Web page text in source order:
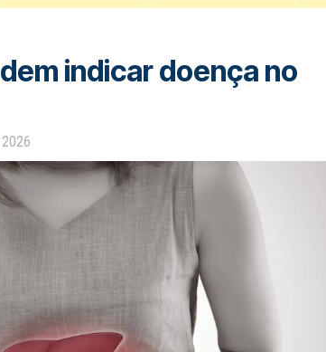
indicar doença no